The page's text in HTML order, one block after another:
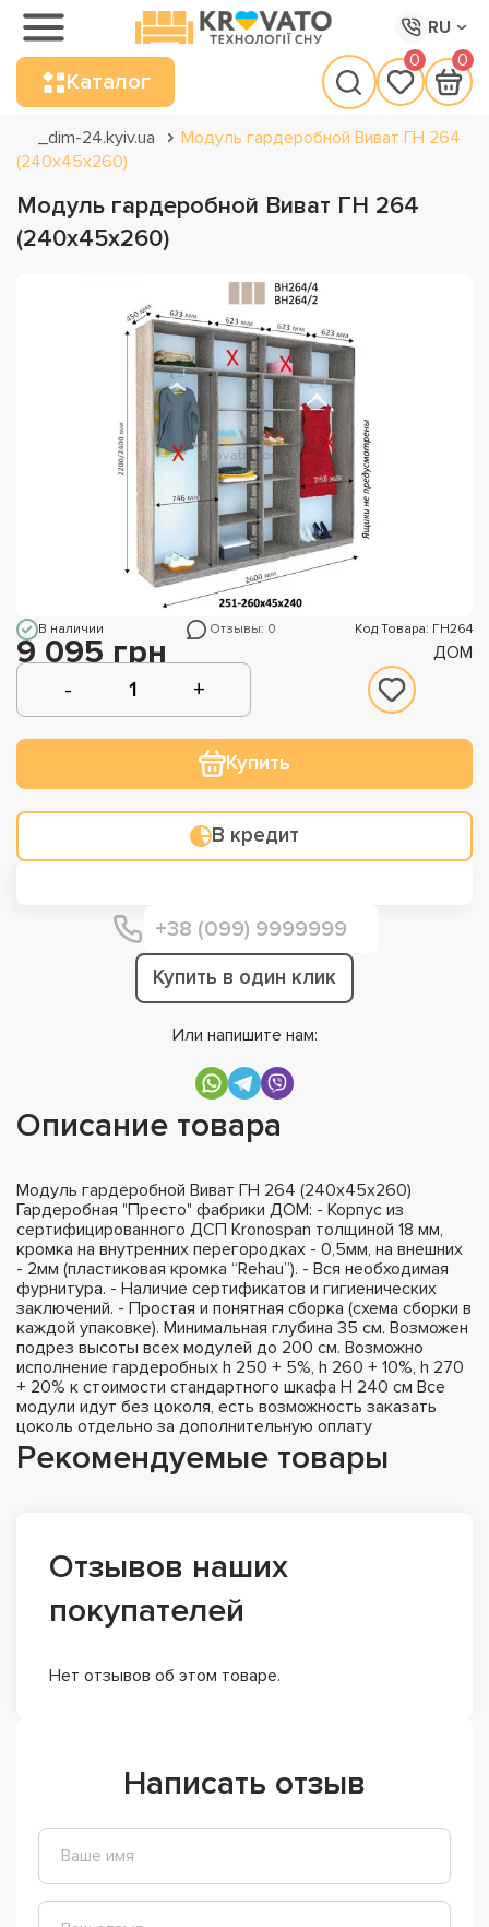
RU
Каталог
0 0
_dim-24.kyiv.ua
Модуль гардеробной Виват ГН 264
(240х45х260)
Модуль гардеробной Виват ГН 264
(240х45х260)
В наличии Отзывы: 0 Код Товара: ГН264
9 095 грн ДОМ
Купить
В кредит
Купить в один клик
Или напишите нам:
Описание товара
Модуль гардеробной Виват ГН 264 (240х45х260)
Гардеробная "Престо" фабрики ДОМ: - Корпус из
сертифицированного ДСП Kronospan толщиной 18 мм,
кромка на внутренних перегородках - 0,5мм, на внешних
- 2мм (пластиковая кромка “Rehau”). - Вся необходимая
фурнитура. - Наличие сертификатов и гигиенических
заключений. - Простая и понятная сборка (схема сборки в
каждой упаковке). Минимальная глубина 35 см. Возможен
подрез высоты всех модулей до 200 см. Возможно
исполнение гардеробных h 250 + 5%, h 260 + 10%, h 270
+ 20% к стоимости стандартного шкафа H 240 см Все
модули идут без цоколя, есть возможность заказать
цоколь отдельно за дополнительную оплату
Рекомендуемые товары
Отзывов наших
покупателей
Нет отзывов об этом товаре.
Написать отзыв